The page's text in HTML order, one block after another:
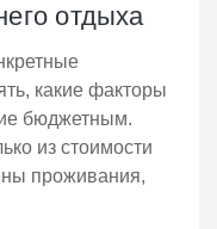
отдыха
какие факторы
бюджетным.
из стоимости
проживания,